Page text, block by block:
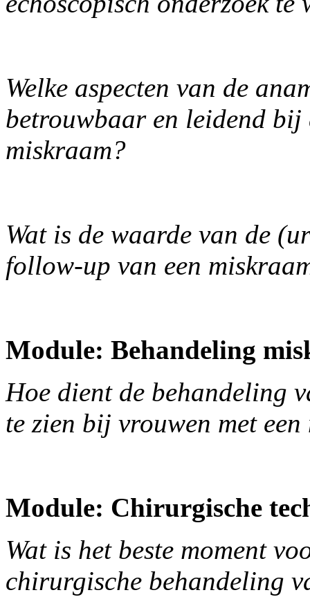
Welke aspecten van de
betrouwbaar en leidend bij
miskraam?
Wat is de waarde van de
follow-up van een
Module: Behandeling
Hoe dient de behandeling
te zien bij vrouwen met
Module: Chirurgische
Wat is het beste moment
chirurgische behandeling